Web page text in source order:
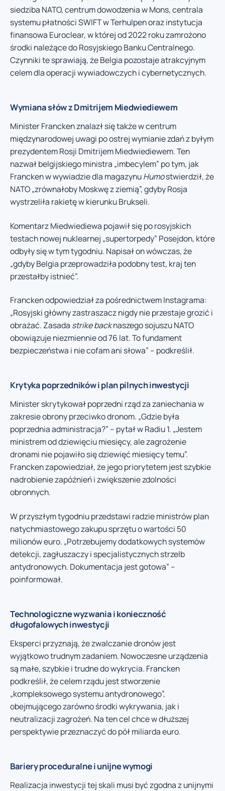
siedziba NATO, centrum dowodzenia w Mons, centrala
systemu płatności SWIFT w Terhulpen oraz instytucja
finansowa Euroclear, w której od 2022 roku zamrożono
środki należące do Rosyjskiego Banku Centralnego.
Czynniki te sprawiają, że Belgia pozostaje atrakcyjnym
celem dla operacji wywiadowczych i cybernetycznych.
Wymiana słów z Dmitrijem Miedwiediewem
Minister Francken znalazł się także w centrum
międzynarodowej uwagi po ostrej wymianie zdań z byłym
prezydentem Rosji Dmitrijem Miedwiediewem. Ten
nazwał belgijskiego ministra „imbecylem” po tym, jak
Francken w wywiadzie dla magazynuHumostwierdził, że
NATO „zrównałoby Moskwę z ziemią”, gdyby Rosja
wystrzeliła rakietę w kierunku Brukseli.
Komentarz Miedwiediewa pojawił się po rosyjskich
testach nowej nuklearnej „supertorpedy” Posejdon, które
odbyły się w tym tygodniu. Napisał on wówczas, że
„gdyby Belgia przeprowadziła podobny test, kraj ten
przestałby istnieć”.
Francken odpowiedział za pośrednictwem Instagrama:
„Rosyjski główny zastraszacz nigdy nie przestaje grozić i
obrażać. Zasada strike backnaszego sojuszu NATO
obowiązuje niezmiennie od 76 lat. To fundament
bezpieczeństwa i nie cofam ani słowa” – podkreślił.
Krytyka poprzedników i plan pilnych inwestycji
Minister skrytykował poprzedni rząd za zaniechania w
zakresie obrony przeciwko dronom. „Gdzie była
poprzednia administracja?” – pytał w Radiu 1. „Jestem
ministrem od dziewięciu miesięcy, ale zagrożenie
dronami nie pojawiło się dziewięć miesięcy temu”.
Francken zapowiedział, że jego priorytetem jest szybkie
nadrobienie zapóźnień i zwiększenie zdolności
obronnych.
W przyszłym tygodniu przedstawi radzie ministrów plan
natychmiastowego zakupu sprzętu o wartości 50
milionów euro. „Potrzebujemy dodatkowych systemów
detekcji, zagłuszaczy i specjalistycznych strzelb
antydronowych. Dokumentacja jest gotowa” –
poinformował.
Technologiczne wyzwania i konieczność
długofalowych inwestycji
Eksperci przyznają, że zwalczanie dronów jest
wyjątkowo trudnym zadaniem. Nowoczesne urządzenia
są małe, szybkie i trudne do wykrycia. Francken
podkreślił, że celem rządu jest stworzenie
„kompleksowego systemu antydronowego”,
obejmującego zarówno środki wykrywania, jak i
neutralizacji zagrożeń. Na ten cel chce w dłuższej
perspektywie przeznaczyć do pół miliarda euro.
Bariery proceduralne i unijne wymogi
Realizacja inwestycji tej skali musi być zgodna z unijnymi